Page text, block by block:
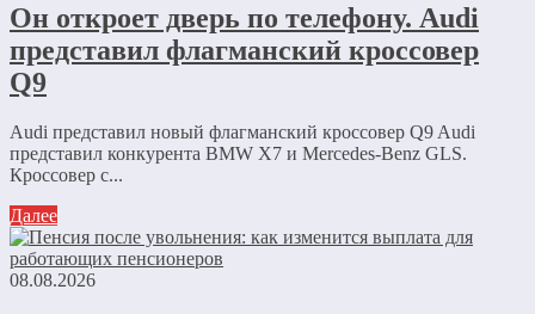
Он откроет дверь по телефону. Audi
представил флагманский кроссовер
Q9
Audi представил новый флагманский кроссовер Q9 Audi
представил конкурента BMW X7 и Mercedes-Benz GLS.
Кроссовер с...
Далее
08.08.2026